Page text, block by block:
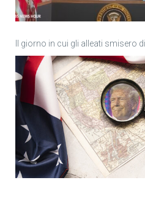
Il giorno in cui gli alleati smisero